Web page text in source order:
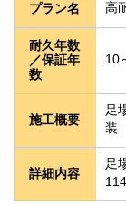
プラン名 高
耐久年数
／保証年
数
10
施工概要
足
装
詳細内容
足